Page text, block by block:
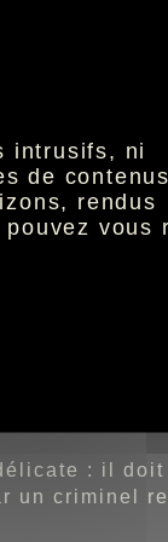
après
la zone
: il doit
un criminel
intrusifs, ni
de
rendus
vous